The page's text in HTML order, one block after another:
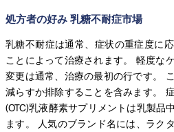
処方者の好み 乳糖不耐症市場
乳糖不耐症は通常、症状の重症度に
ことによって治療されます。 軽度な
変更は通常、治療の最初の行です。
減らすか排除することを含みます。
(OTC)乳液酵素サプリメントは乳製品
ます。 人気のブランド名には、ラク